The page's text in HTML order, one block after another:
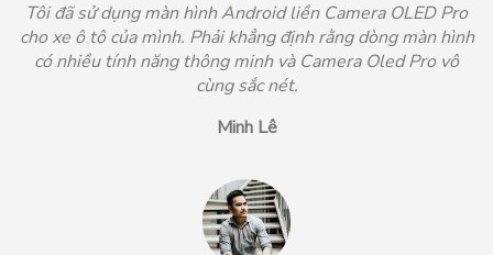
Tôi đã sử dụng màn hình Android liền Camera OLED Pro
cho xe ô tô của mình. Phải khẳng định rằng dòng màn hình
có nhiều tính năng thông minh và Camera Oled Pro vô
cùng sắc nét.
Minh Lê